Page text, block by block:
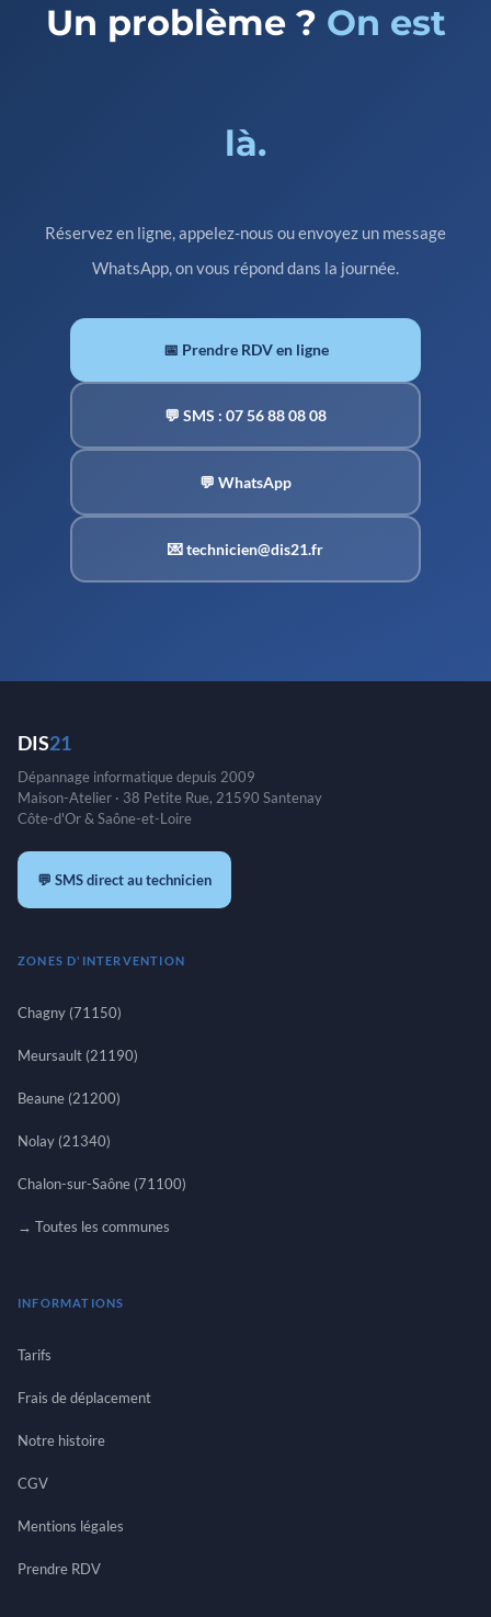
Un problème ? On est
là.
Réservez en ligne, appelez-nous ou envoyez un message
WhatsApp, on vous répond dans la journée.
📅 Prendre RDV en ligne
💬 SMS : 07 56 88 08 08
💬 WhatsApp
💌 technicien@dis21.fr
DIS21
Dépannage informatique depuis 2009
Maison-Atelier · 38 Petite Rue, 21590 Santenay
Côte-d'Or & Saône-et-Loire
💬 SMS direct au technicien
ZONES D'INTERVENTION
Chagny (71150)
Meursault (21190)
Beaune (21200)
Nolay (21340)
Chalon-sur-Saône (71100)
→ Toutes les communes
INFORMATIONS
Tarifs
Frais de déplacement
Notre histoire
CGV
Mentions légales
Prendre RDV